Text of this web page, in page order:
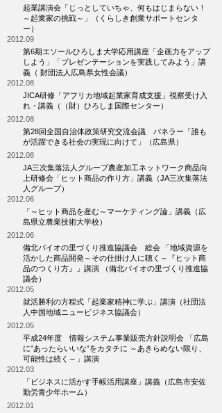
起業講演会「じっとしていちゃ、何もはじまらない！
～起業家の挑戦～」（くらしき創業サポートセンタ
ー）
2012.09
第6期エソールひろしま大学応用講座「企画力をアップ
しよう」「プレゼンテーションを実践してみよう」講
義（ 財団法人広島県女性会議）
2012.08
JICA研修「アフリカ地域起業家育成支援」視察受け入
れ・講義（（財）ひろしま国際センター）
2012.08
第28回全国自治体政策研究交流会議 パネラー「誰も
が活躍できる社会の実現に向けて」（広島県）
2012.08
JA三次集落法人グループ農産加工ネットワーク商品向
上研修会「ヒット商品の作り方」講義（JA三次集落法
人グループ）
2012.06
「～ヒット商品を産む～マーケティング論」講義（広
島県立農業技術大学校）
2012.06
備北バイオの里づくり推進協議会 総会 「地域資源を
活かした商品開発～その仕掛け人に聴く～『ヒット商
品のつくり方』」講演 （備北バイオの里づくり推進協
議会）
2012.05
就活勝利の方程式「起業家精神に学ぶ」講演（社団法
人中国地域ニュービジネス協議会）
2012.05
平成24年度 情報システム事業販売方針説明会 「広島
に”あったらいいな”をカタチに ～あきらめない限り、
可能性は続く～」講演
2012.03
「ビジネスに活かす手帳活用講座」講義（広島市安佐
勤労青少年ホーム）
2012.01